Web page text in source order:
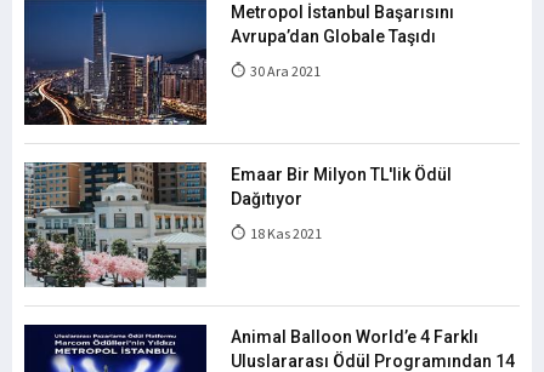
Metropol İstanbul Başarısını
Avrupa’dan Globale Taşıdı
30 Ara 2021
Emaar Bir Milyon TL'lik Ödül
Dağıtıyor
18 Kas 2021
Animal Balloon World’e 4 Farklı
Uluslararası Ödül Programından 14